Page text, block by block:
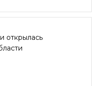
открылась